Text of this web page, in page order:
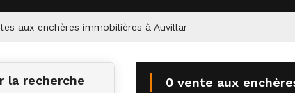
aux enchères immobilières à Auvillar
la recherche 0 vente aux